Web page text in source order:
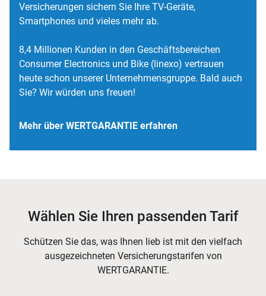
Versicherungen sichern Sie Ihre TV-Geräte,
Smartphones und vieles mehr ab.
8,4 Millionen Kunden in den Geschäftsbereichen
Consumer Electronics und Bike (linexo) vertrauen
heute schon unserer Unternehmensgruppe. Bald auch
Sie? Wir würden uns freuen!
Mehr über WERTGARANTIE erfahren
Wählen Sie Ihren passenden Tarif
Schützen Sie das, was Ihnen lieb ist mit den vielfach
ausgezeichneten Versicherungstarifen von
WERTGARANTIE.